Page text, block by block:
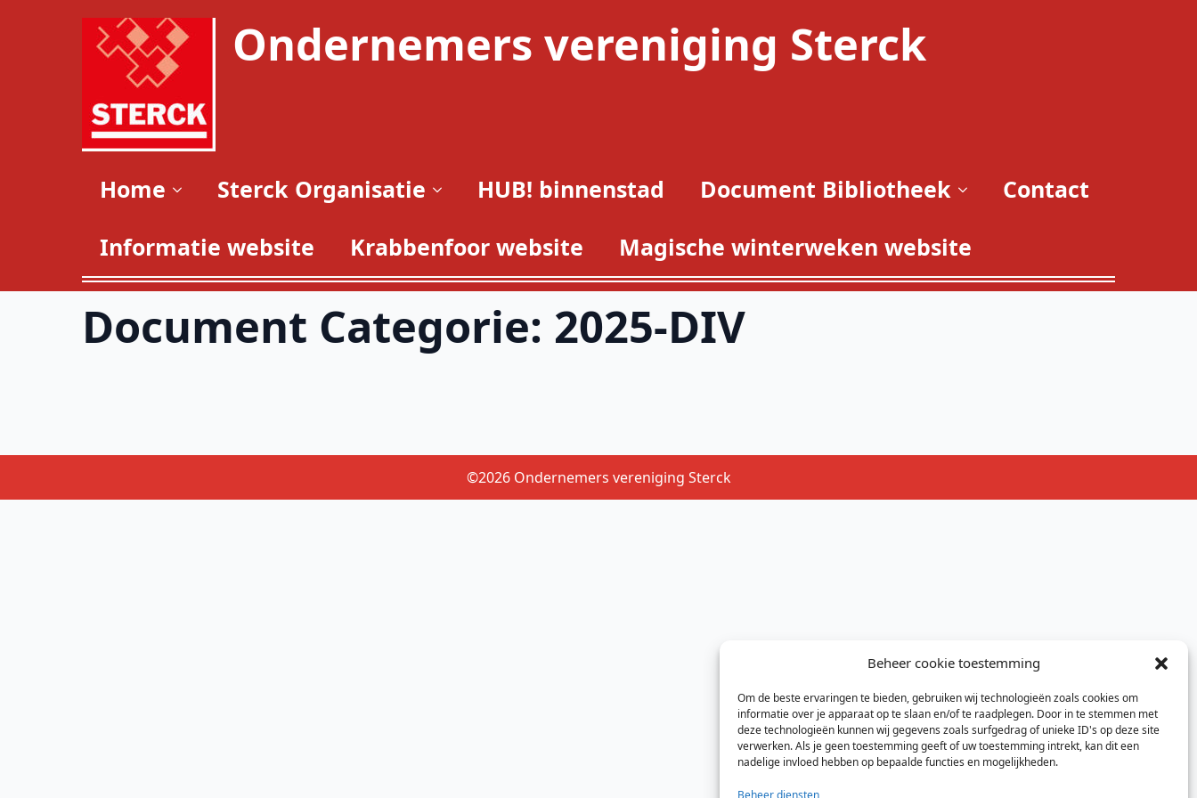
Beheer cookie toestemming
Om de beste ervaringen te bieden, gebruiken wij technologieën zoals cookies om
informatie over je apparaat op te slaan en/of te raadplegen. Door in te stemmen met
deze technologieën kunnen wij gegevens zoals surfgedrag of unieke ID's op deze site
verwerken. Als je geen toestemming geeft of uw toestemming intrekt, kan dit een
nadelige invloed hebben op bepaalde functies en mogelijkheden.
Beheer diensten
Ondernemers vereniging Sterck
Home Sterck Organisatie HUB! binnenstad Document Bibliotheek
Contact
Informatie website
Krabbenfoor website Magische winterweken website
Document Categorie: 2025-DIV
©2026 Ondernemers vereniging Sterck